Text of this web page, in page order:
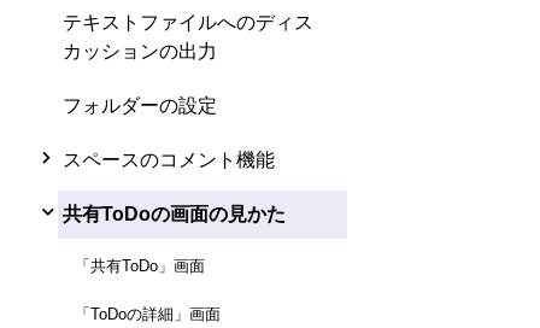
テキストファイルへのディス
カッションの出力
フォルダーの設定
スペースのコメント機能
共有ToDoの画面の見かた
「共有ToDo」画面
「ToDoの詳細」画面